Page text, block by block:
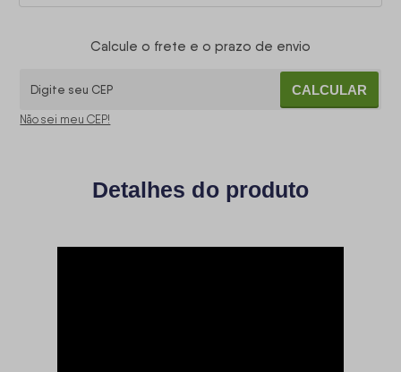
Calcule o frete e o prazo de envio
CALCULAR
Não sei meu CEP!
Detalhes do produto